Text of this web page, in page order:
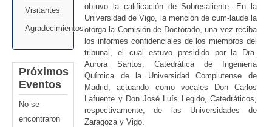
Visitantes
Agradecimientos
Próximos
Eventos
No se
encontraron
obtuvo la calificación de Sobresaliente. En la
Universidad de Vigo, la mención de cum-laude la
otorga la Comisión de Doctorado, una vez reciba
los informes confidenciales de los miembros del
tribunal, el cual estuvo presidido por la Dra.
Aurora Santos, Catedrática de Ingeniería
Química de la Universidad Complutense de
Madrid, actuando como vocales Don Carlos
Lafuente y Don José Luís Legido, Catedráticos,
respectivamente, de las Universidades de
Zaragoza y Vigo.